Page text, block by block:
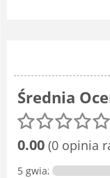
Średnia
0.00 (0 opinia
5 gwiazdka